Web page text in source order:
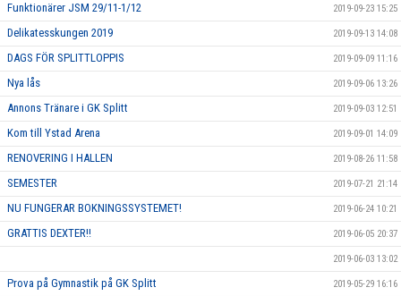
Funktionärer JSM 29/11-1/12 2019-09-23 15:25
Delikatesskungen 2019 2019-09-13 14:08
DAGS FÖR SPLITTLOPPIS 2019-09-09 11:16
Nya lås 2019-09-06 13:26
Annons Tränare i GK Splitt 2019-09-03 12:51
Kom till Ystad Arena 2019-09-01 14:09
RENOVERING I HALLEN 2019-08-26 11:58
SEMESTER 2019-07-21 21:14
NU FUNGERAR BOKNINGSSYSTEMET! 2019-06-24 10:21
GRATTIS DEXTER!! 2019-06-05 20:37
2019-06-03 13:02
Prova på Gymnastik på GK Splitt 2019-05-29 16:16